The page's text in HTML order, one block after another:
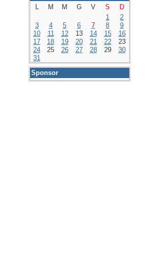
L
M M G V S
D
1
2
3
4 5 6 7 8
9
10
11 12 13 14 15
16
17
18 19 20 21 22
23
24
25 26 27 28 29
30
31
Sponsor